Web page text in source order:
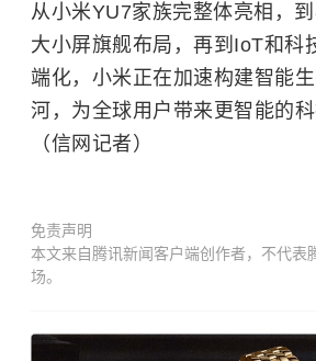
从小米YU7家族完整体亮相，
大小屏旗舰布局，再到IoT和科
端化，小米正在加速构建智能
河，为全球用户带来更智能的科
（信网记者）
免责声明
本文来自腾讯新闻客户端创作者，不代表
场。